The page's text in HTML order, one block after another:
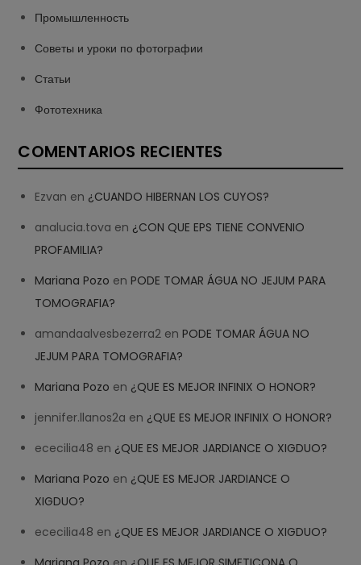
Промышленность
Советы и уроки по фотографии
Статьи
Фототехника
COMENTARIOS RECIENTES
Ezvan en ¿CUANDO HIBERNAN LOS CUYOS?
analucia.tova en ¿CON QUE EPS TIENE CONVENIO
PROFAMILIA?
Mariana Pozo enPODE TOMAR ÁGUA NO JEJUM PARA
TOMOGRAFIA?
amandaalvesbezerra2 enPODE TOMAR ÁGUA NO
JEJUM PARA TOMOGRAFIA?
Mariana Pozo en ¿QUE ES MEJOR INFINIX O HONOR?
jennifer.llanos2a en ¿QUE ES MEJOR INFINIX O HONOR?
ececilia48 en ¿QUE ES MEJOR JARDIANCE O XIGDUO?
Mariana Pozo en ¿QUE ES MEJOR JARDIANCE O
XIGDUO?
ececilia48 en ¿QUE ES MEJOR JARDIANCE O XIGDUO?